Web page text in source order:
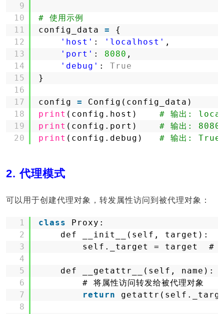
9
10
11
12
13
14
15
16
17
18
19
20
# 使用示例
config_data =
{
'host' : 'localhost' ,
'port' : 8080 ,
'debug' : True
}
config =
Config(config_data)
print (config.host) # 输出:
print (config.port) # 输出: 8080
print (config.debug) # 输出: True
2. 代理模式
可以用于创建代理对象，转发属性访问到被代理对象：
1
2
3
4
5
6
7
8
class
Proxy:
def __init__(self, target):
self._target = target  # 被
def __getattr__(self, name):
# 将属性访问转发给被代理对象
return